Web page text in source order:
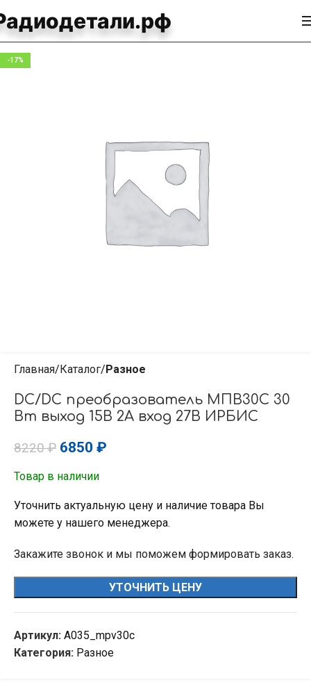
-17%
Главная Каталог Разное
DC/DC преобразователь МПВ30С 30
Вт выход 15В 2А вход 27В ИРБИС
8220₽ 6850 ₽
Товар в наличии
Уточнить актуальную цену и наличие товара Вы
можете у нашего менеджера.
Закажите звонок и мы поможем формировать заказ.
УТОЧНИТЬ ЦЕНУ
Артикул: A035_mpv30c
Категория: Разное